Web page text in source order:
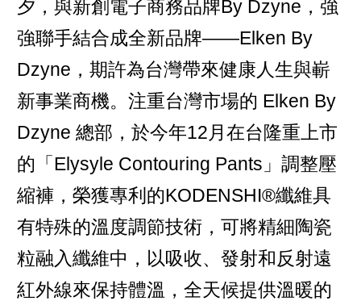
夕，與新創電子商務品牌By Dzyne，強
強聯手結合成全新品牌——Elken By
Dzyne，期許為台灣帶來健康人生與嶄
新事業商機。注重台灣市場的 Elken By
Dzyne 總部，於今年12月在台隆重上市
的「Elysyle Contouring Pants」調整壓
縮褲，榮獲專利的KODENSHI®纖維具
有特殊的溫度調節技術，可將精細陶瓷
粒融入纖維中，以吸收、發射和反射遠
紅外線來保持體溫，全天候提供溫暖的